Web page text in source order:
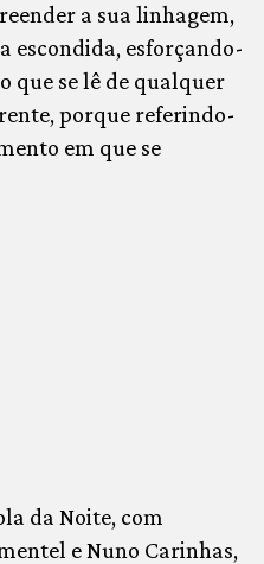
a sua linhagem,
escondida, esforçando-
que se lê de qualquer
porque referindo-
em que se
da Noite, com
e Nuno Carinhas,